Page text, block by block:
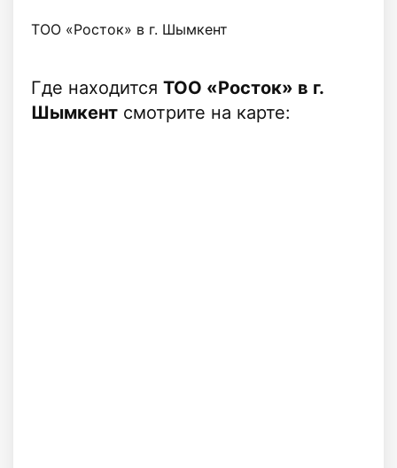
ТОО «Росток» в г. Шымкент
Где находится ТОО «Росток» в г.
Шымкент смотрите на карте: